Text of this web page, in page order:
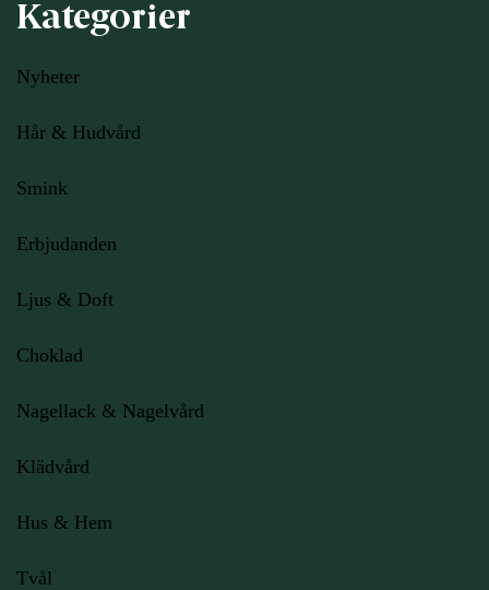
Kategorier
Nyheter
Hår & Hudvård
Smink
Erbjudanden
Ljus & Doft
Choklad
Nagellack & Nagelvård
Klädvård
Hus & Hem
Tvål